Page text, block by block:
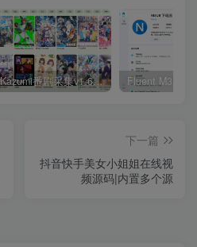
Kazumi番剧采集v1.6.9：支持自定义规则+在线观看+弹幕，跨平台下载
下一篇
抖音快手美女小姐姐在线视
频源码|内置多个源